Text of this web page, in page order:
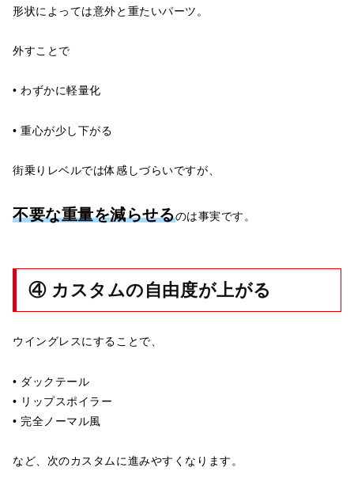
形状によっては意外と重たいパーツ。
外すことで
• わずかに軽量化
• 重心が少し下がる
街乗りレベルでは体感しづらいですが、
不要な重量を減らせるのは事実です。
④ カスタムの自由度が上がる
ウイングレスにすることで、
• ダックテール
• リップスポイラー
• 完全ノーマル風
など、次のカスタムに進みやすくなります。